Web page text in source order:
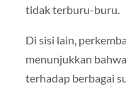
tidak terburu-buru.
Di sisi lain,
menunjukkan
terhadap berbagai